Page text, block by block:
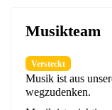
Musikteam
Versteckt
Musik ist aus
wegzudenken.